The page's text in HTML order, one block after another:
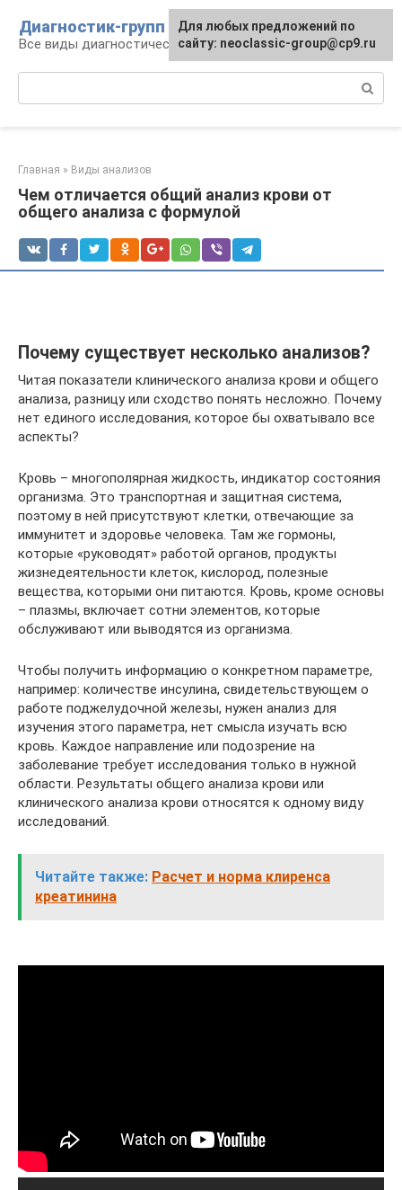
контенту
Диагностик-групп
Все виды диагностических манипуляций
Главная » Виды анализов
Чем отличается общий анализ крови от
общего анализа с формулой
Почему существует несколько анализов?
Читая показатели клинического анализа крови и общего
анализа, разницу или сходство понять несложно. Почему
нет единого исследования, которое бы охватывало все
аспекты?
Кровь – многополярная жидкость, индикатор состояния
организма. Это транспортная и защитная система,
поэтому в ней присутствуют клетки, отвечающие за
иммунитет и здоровье человека. Там же гормоны,
которые «руководят» работой органов, продукты
жизнедеятельности клеток, кислород, полезные
вещества, которыми они питаются. Кровь, кроме основы
– плазмы, включает сотни элементов, которые
обслуживают или выводятся из организма.
Чтобы получить информацию о конкретном параметре,
например: количестве инсулина, свидетельствующем о
работе поджелудочной железы, нужен анализ для
изучения этого параметра, нет смысла изучать всю
кровь. Каждое направление или подозрение на
заболевание требует исследования только в нужной
области. Результаты общего анализа крови или
клинического анализа крови относятся к одному виду
исследований.
Читайте также: Расчет и норма клиренса
креатинина
Для любых предложений по
сайту: neoclassic-group@cp9.ru